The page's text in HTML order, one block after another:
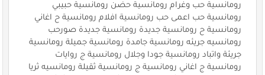
رومانسية حب وغرام رومانسية حضن رومانسية حبيبي
رومانسية حب اعمى حب رومانسية افلام رومانسية ح اغاني
رومانسية ح رومانسية جديدة رومانسية جديدة صورحب
رومانسيه جريئه رومانسية جامدة رومانسية جميلة رومانسية
جريئة واتباد رومانسية جودا وجلال رومانسية ج روايات
رومانسية ج اغاني رومانسية ج رومانسية ثقيلة رومانسيه ثريا